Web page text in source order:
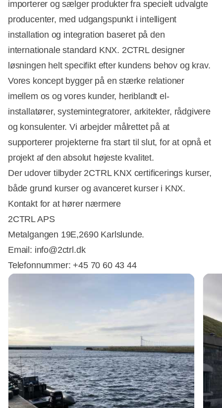
importerer og sælger produkter fra specielt udvalgte
producenter, med udgangspunkt i intelligent
installation og integration baseret på den
internationale standard KNX. 2CTRL designer
løsningen helt specifikt efter kundens behov og krav.
Vores koncept bygger på en stærke relationer
imellem os og vores kunder, heriblandt el-
installatører, systemintegratorer, arkitekter, rådgivere
og konsulenter. Vi arbejder målrettet på at
supporterer projekterne fra start til slut, for at opnå et
projekt af den absolut højeste kvalitet.
Der udover tilbyder 2CTRL KNX certificerings kurser,
både grund kurser og avanceret kurser i KNX.
Kontakt for at hører nærmere
2CTRL APS
Metalgangen 19E,2690 Karlslunde.
Email: info@2ctrl.dk
Telefonnummer: +45 70 60 43 44